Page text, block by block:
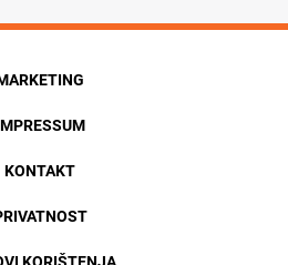
KONTAKT
KORIŠTENJA